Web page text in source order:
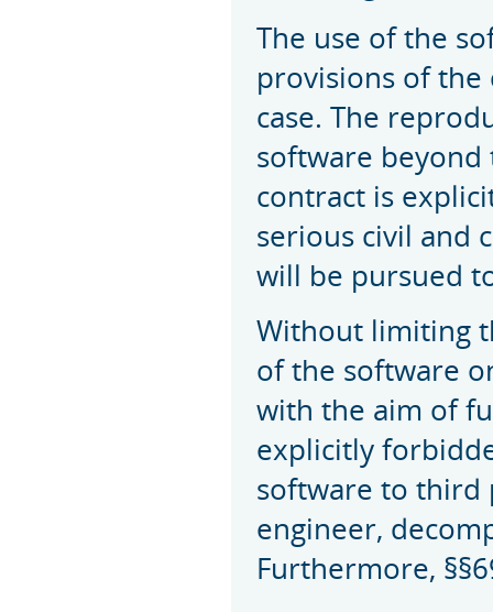
The use of the
provisions of
case. The
software
contract is
serious civil and
will be pursued
Without limiting
of the software
with the aim of
explicitly
software to third
engineer,
Furthermore,